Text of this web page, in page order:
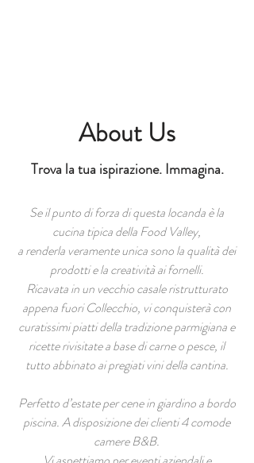
About Us
Trova la tua ispirazione. Immagina.
Se il punto di forza di questa locanda è la
cucina tipica della Food Valley,
a renderla veramente unica sono la qualità dei
prodotti e la creatività ai fornelli.
Ricavata in un vecchio casale ristrutturato
appena fuori Collecchio, vi conquisterà con
curatissimi piatti della tradizione parmigiana e
ricette rivisitate a base di carne o pesce, il
tutto abbinato ai pregiati vini della cantina.
Perfetto d’estate per cene in giardino a bordo
piscina. A disposizione dei clienti 4 comode
camere B&B.